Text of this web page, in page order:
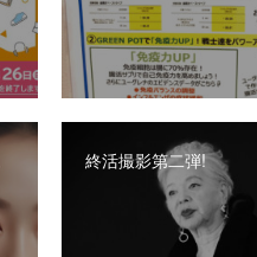
終活撮影第二弾!